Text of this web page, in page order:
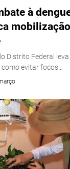
à
Distrito Federal
evitar focos…